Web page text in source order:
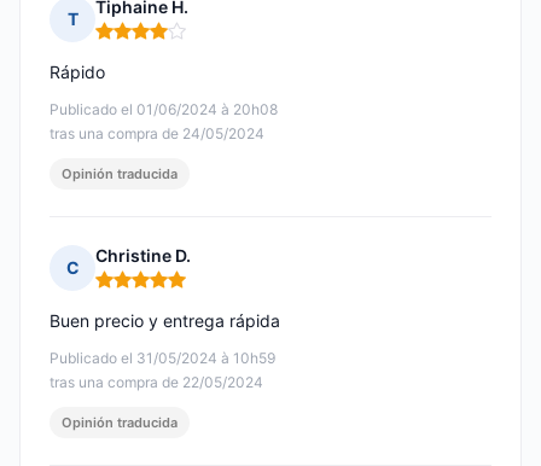
T
Tiphaine H.
Nota: 4 de 5
Publicado el 01/06/2024 à 20h08
tras una compra de 24/05/2024
Rápido
Opinión traducida
C
Christine D.
Nota: 5 de 5
Publicado el 31/05/2024 à 10h59
tras una compra de 22/05/2024
Buen precio y entrega rápida
Opinión traducida